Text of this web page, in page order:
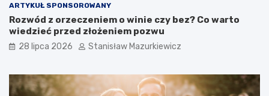
ARTYKUŁ SPONSOROWANY
Rozwód z orzeczeniem o winie czy bez? Co warto
wiedzieć przed złożeniem pozwu
28 lipca 2026 Stanisław Mazurkiewicz